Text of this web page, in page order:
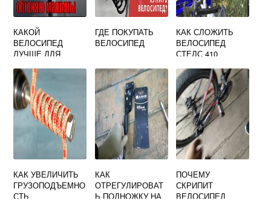
КАКОЙ
ВЕЛОСИПЕД
ЛУЧШЕ ДЛЯ
ВЗРОСЛЫМ
ГДЕ ПОКУПАТЬ
ВЕЛОСИПЕД
КАК СЛОЖИТЬ
ВЕЛОСИПЕД
СТЕЛС 410
КАК УВЕЛИЧИТЬ
ГРУЗОПОДЪЕМНО
СТЬ
КАК
ОТРЕГУЛИРОВАТ
Ь ПОДНОЖКУ НА
ПОЧЕМУ
СКРИПИТ
ВЕЛОСИПЕД